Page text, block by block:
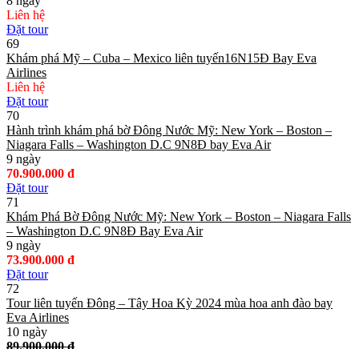
Liên hệ
Đặt tour
69
Khám phá Mỹ – Cuba – Mexico liên tuyến16N15Đ Bay Eva
Airlines
Liên hệ
Đặt tour
70
Hành trình khám phá bờ Đông Nước Mỹ: New York – Boston –
Niagara Falls – Washington D.C 9N8Đ bay Eva Air
9 ngày
70.900.000 đ
Đặt tour
71
Khám Phá Bờ Đông Nước Mỹ: New York – Boston – Niagara Falls
– Washington D.C 9N8Đ Bay Eva Air
9 ngày
73.900.000 đ
Đặt tour
72
Tour liên tuyến Đông – Tây Hoa Kỳ 2024 mùa hoa anh đào bay
Eva Airlines
10 ngày
89.900.000 đ